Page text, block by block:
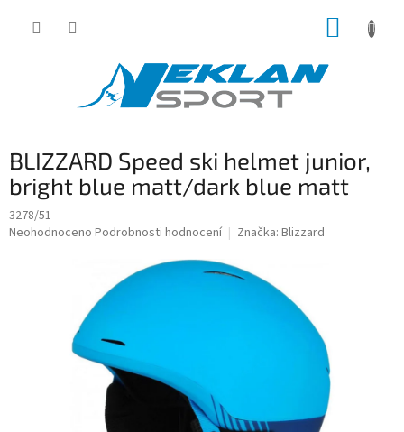
BLIZZARD Speed ski helmet junior,
bright blue matt/dark blue matt
3278/51-
Průměrné
Neohodnoceno Podrobnosti hodnocení Značka: Blizzard